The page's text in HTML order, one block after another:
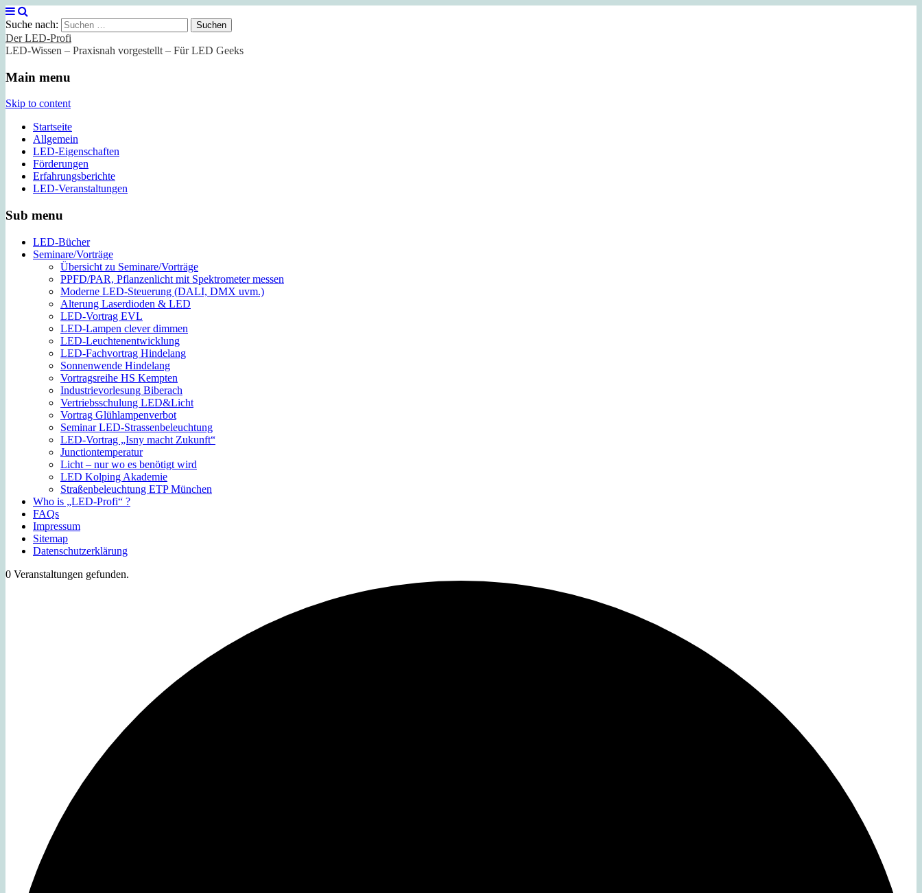
Suche nach:
Der LED-Profi
LED-Wissen – Praxisnah vorgestellt – Für LED Geeks
Main menu
Skip to content
Startseite
Allgemein
LED-Eigenschaften
Förderungen
Erfahrungsberichte
LED-Veranstaltungen
Sub menu
LED-Bücher
Seminare/Vorträge
Übersicht zu Seminare/Vorträge
PPFD/PAR, Pflanzenlicht mit Spektrometer messen
Moderne LED-Steuerung (DALI, DMX uvm.)
Alterung Laserdioden & LED
LED-Vortrag EVL
LED-Lampen clever dimmen
LED-Leuchtenentwicklung
LED-Fachvortrag Hindelang
Sonnenwende Hindelang
Vortragsreihe HS Kempten
Industrievorlesung Biberach
Vertriebsschulung LED&Licht
Vortrag Glühlampenverbot
Seminar LED-Strassenbeleuchtung
LED-Vortrag „Isny macht Zukunft“
Junctiontemperatur
Licht – nur wo es benötigt wird
LED Kolping Akademie
Straßenbeleuchtung ETP München
Who is „LED-Profi“ ?
FAQs
Impressum
Sitemap
Datenschutzerklärung
0 Veranstaltungen gefunden.